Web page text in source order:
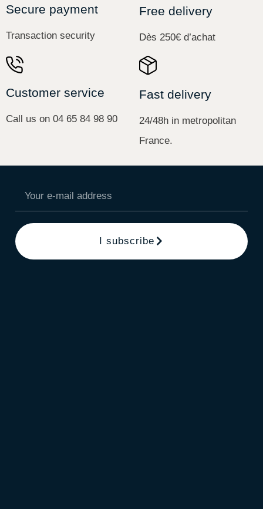
Secure payment
Transaction security
Free delivery
Dès 250€ d’achat
Customer service
Call us on 04 65 84 98 90
Fast delivery
24/48h in metropolitan
France.
I subscribe